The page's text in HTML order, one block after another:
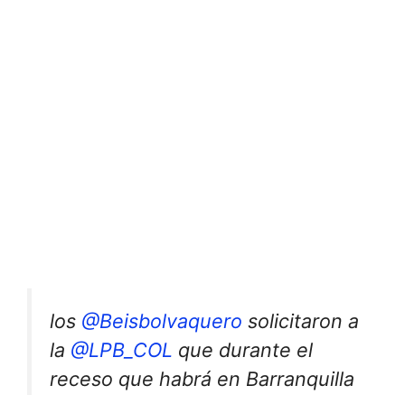
los @Beisbolvaquero solicitaron a
la @LPB_COL que durante el
receso que habrá en Barranquilla